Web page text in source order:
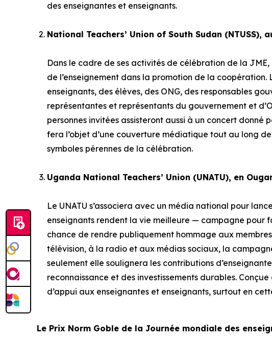
des enseignantes et enseignants.
National Teachers’ Union of South Sudan (NTUSS),
Dans le cadre de ses activités de célébration de la
de l’enseignement dans la promotion de la coopération.
enseignants, des élèves, des ONG, des responsables
représentantes et représentants du gouvernement et
personnes invitées assisteront aussi à un concert
fera l’objet d’une couverture médiatique tout au long
symboles pérennes de la célébration.
Uganda National Teachers’ Union (UNATU), en
Le UNATU s’associera avec un média national pour
enseignants rendent la vie meilleure — campagne pour
chance de rendre publiquement hommage aux
télévision, à la radio et aux médias sociaux, la
seulement elle soulignera les contributions
reconnaissance et des investissements durables.
d’appui aux enseignantes et enseignants, surtout en
Le Prix Norm Goble de la Journée mondiale des